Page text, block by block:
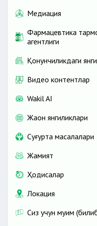
Медиация
Фармацевтика
агентлиги
Қонунчиликдаги
Видео контентлар
Wakil AI
Жаҳон янгиликлари
Cуғурта масалалари
Жамият
Ҳодисалар
Локация
Сиз учун муҳим